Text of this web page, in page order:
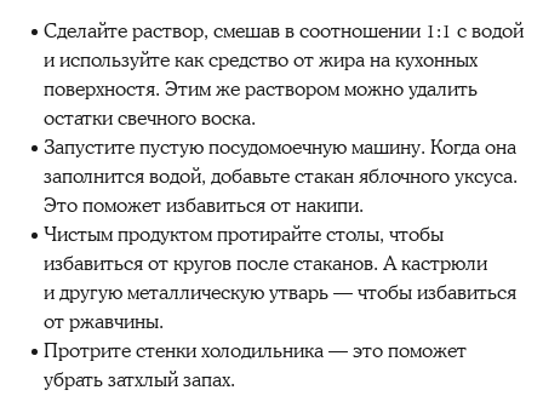
Сделайте раствор, смешав в соотношении 1:1 с водой
и используйте как средство от жира на кухонных
поверхностя. Этим же раствором можно удалить
остатки свечного воска.
Запустите пустую посудомоечную машину. Когда она
заполнится водой, добавьте стакан яблочного уксуса.
Это поможет избавиться от накипи.
Чистым продуктом протирайте столы, чтобы
избавиться от кругов после стаканов. А кастрюли
и другую металлическую утварь — чтобы избавиться
от ржавчины.
Протрите стенки холодильника — это поможет
убрать затхлый запах.